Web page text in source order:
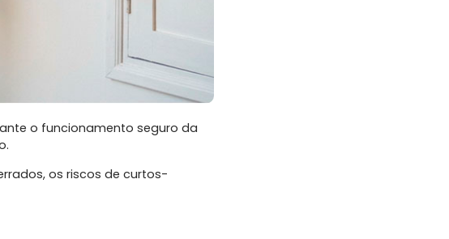
o funcionamento seguro da
os riscos de curtos-